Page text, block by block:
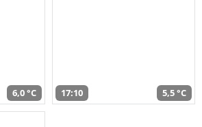
6,0 °C 17:10 5,5 °C